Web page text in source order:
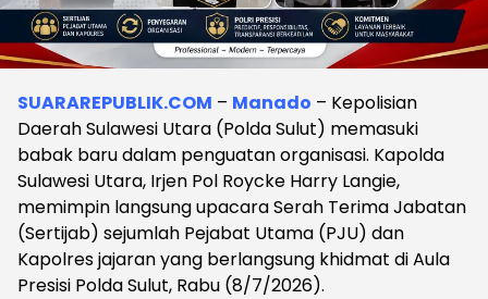
SUARAREPUBLIK.COM – Manado – Kepolisian
Daerah Sulawesi Utara (Polda Sulut) memasuki
babak baru dalam penguatan organisasi. Kapolda
Sulawesi Utara, Irjen Pol Roycke Harry Langie,
memimpin langsung upacara Serah Terima Jabatan
(Sertijab) sejumlah Pejabat Utama (PJU) dan
Kapolres jajaran yang berlangsung khidmat di Aula
Presisi Polda Sulut, Rabu (8/7/2026).